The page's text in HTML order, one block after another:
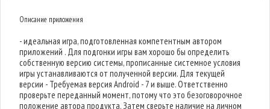
Описание приложения
- идеальная игра, подготовленная компетентным автором
приложений . Для подгонки игры вам хорошо бы определить
собственную версию системы, прописанные системное условия
игры устанавливаются от полученной версии. Для текущей
версии - Требуемая версия Android - 7 и выше. Ответственно
проверьте переданный момент, потому что это безоговорочное
положение автора продукта. Затем сверьте наличие на личном